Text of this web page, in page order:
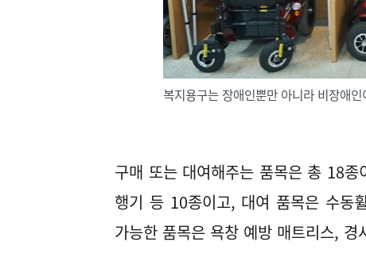
복지용구는 장애인뿐만 아니라 비장애
구매 또는 대여해주는 품목은 총 18
행기 등 10종이고, 대여 품목은 수동
가능한 품목은 욕창 예방 매트리스,